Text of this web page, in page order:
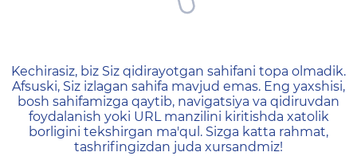
404 — Страница не
Kechirasiz, biz Siz qidirayotgan sahifani topa olmadik.
Afsuski, Siz izlagan sahifa mavjud emas. Eng yaxshisi,
bosh sahifamizga qaytib, navigatsiya va qidiruvdan
foydalanish yoki URL manzilini kiritishda xatolik
borligini tekshirgan ma'qul. Sizga katta rahmat,
tashrifingizdan juda xursandmiz!